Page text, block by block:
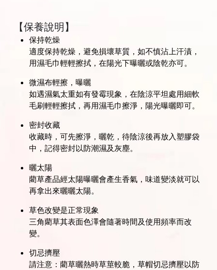
【保養說明】
保持乾燥
適度保持乾燥，避免損壞草質，如不慎沾上汗漬，
用濕毛巾輕輕擦拭，在陽光下曝曬或陰乾亦可。
微濕布輕擦，曝曬
如遇濕氣太重如有發霉現象，在陰涼平坦處用細軟
毛刷輕輕擦拭，再用濕毛巾擦淨，陽光曝曬即可。
密封收藏
收藏時，可先擦淨，曬乾，待陰涼後再放入塑膠袋
中，記得密封以防潮濕及灰塵。
曬太陽
藺草產品經太陽曝曬會產生香氣，味道變淡就可以
再拿出來曬曬太陽。
草色改變是正常現象
三角藺草其表面色澤會隨著時間及使用頻率而改
變。
切忌擠壓
請注意：藺草曬熱時草莖較脆，草帽切忌擠壓以防